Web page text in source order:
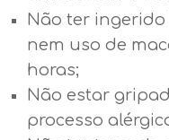
Não ter
nem uso de
horas;
Não estar
processo